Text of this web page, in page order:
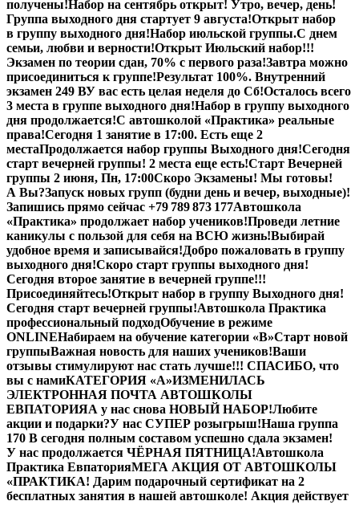
получены!Набор на сентябрь открыт! Утро, вечер, день!
Группа выходного дня стартует 9 августа!Открыт набор
в группу выходного дня!Набор июльской группы.С днем
семьи, любви и верности!Открыт Июльский набор!!!
Экзамен по теории сдан, 70% с первого раза!Завтра можно
присоединиться к группе!Результат 100%. Внутренний
экзамен 249 ВУ вас есть целая неделя до Сб!Осталось всего
3 места в группе выходного дня!Набор в группу выходного
дня продолжается!С автошколой «Практика» реальные
права!Сегодня 1 занятие в 17:00. Есть еще 2
местаПродолжается набор группы Выходного дня!Сегодня
старт вечерней группы! 2 места еще есть!Старт Вечерней
группы 2 июня, Пн, 17:00Скоро Экзамены! Мы готовы!
А Вы?Запуск новых групп (будни день и вечер, выходные)!
Запишись прямо сейчас +79 789 873 177Автошкола
«Практика» продолжает набор учеников!Проведи летние
каникулы с пользой для себя на ВСЮ жизнь!Выбирай
удобное время и записывайся!Добро пожаловать в группу
выходного дня!Скоро старт группы выходного дня!
Сегодня второе занятие в вечерней группе!!!
Присоединяйтесь!Открыт набор в группу Выходного дня!
Сегодня старт вечерней группы!Автошкола Практика
профессиональный подходОбучение в режиме
ONLINEНабираем на обучение категории «B»Старт новой
группыВажная новость для наших учеников!Ваши
отзывы стимулируют нас стать лучше!!! СПАСИБО, что
вы с намиКАТЕГОРИЯ «А»ИЗМЕНИЛАСЬ
ЭЛЕКТРОННАЯ ПОЧТА АВТОШКОЛЫ
ЕВПАТОРИЯА у нас снова НОВЫЙ НАБОР!Любите
акции и подарки?У нас СУПЕР розыгрыш!Наша группа
170 В сегодня полным составом успешно сдала экзамен!
У нас продолжается ЧЁРНАЯ ПЯТНИЦА!Автошкола
Практика ЕвпаторияМЕГА АКЦИЯ ОТ АВТОШКОЛЫ
«ПРАКТИКА! Дарим подарочный сертификат на 2
бесплатных занятия в нашей автошколе! Акция действует